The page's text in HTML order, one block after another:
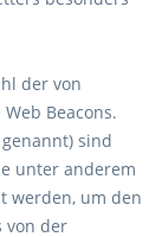
der von
Beacons.
sind
unter anderem
werden, um den
von der